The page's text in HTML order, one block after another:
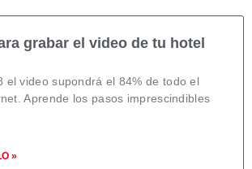
grabar el video de tu hotel
el video supondrá el 84% de todo el
Aprende los pasos imprescindibles
»